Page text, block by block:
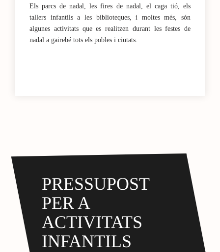
Els parcs de nadal, les fires de nadal, el caga tió, els
tallers infantils a les biblioteques, i moltes més, són
algunes activitats que es realitzen durant les festes de
nadal a gairebé tots els pobles i ciutats.
PRESSUPOST
PER A
ACTIVITATS
INFANTILS